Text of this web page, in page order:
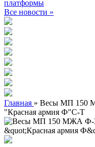
платформы
Все новости »
Главная » Весы МП 150
"Красная армия Ф"С-Т